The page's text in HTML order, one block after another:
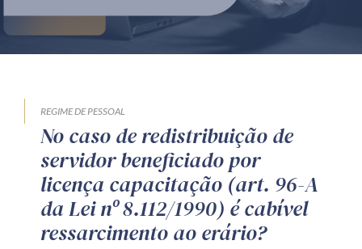
Produtos e serviços
Orientação por Escrito
Mentoria Zênite
Capacitação
Zênite Online
REGIME DE PESSOAL
No caso de redistribuição de
servidor beneficiado por
licença capacitação (art. 96-A
da Lei nº 8.112/1990) é cabível
ressarcimento ao erário?